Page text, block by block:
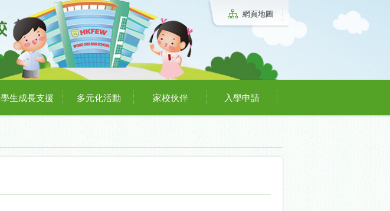
網頁地圖
學生成長支援 多元化活動 家校伙伴 入學申請